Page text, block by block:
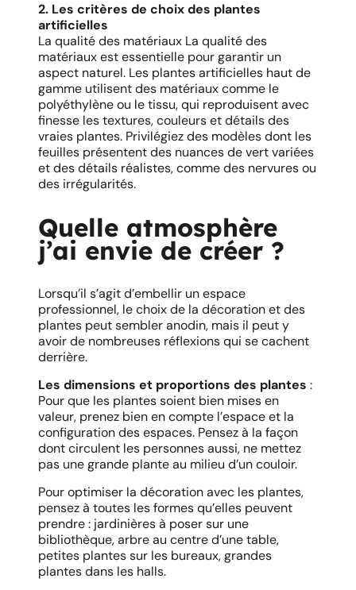
2. Les critères de choix des plantes
artificielles
La qualité des matériaux La qualité des
matériaux est essentielle pour garantir un
aspect naturel. Les plantes artificielles haut de
gamme utilisent des matériaux comme le
polyéthylène ou le tissu, qui reproduisent avec
finesse les textures, couleurs et détails des
vraies plantes. Privilégiez des modèles dont les
feuilles présentent des nuances de vert variées
et des détails réalistes, comme des nervures ou
des irrégularités.
Quelle atmosphère
j’ai envie de créer ?
Lorsqu’il s’agit d’embellir un espace
professionnel, le choix de la décoration et des
plantes peut sembler anodin, mais il peut y
avoir de nombreuses réflexions qui se cachent
derrière.
Les dimensions et proportions des plantes :
Pour que les plantes soient bien mises en
valeur, prenez bien en compte l’espace et la
configuration des espaces. Pensez à la façon
dont circulent les personnes aussi, ne mettez
pas une grande plante au milieu d’un couloir.
Pour optimiser la décoration avec les plantes,
pensez à toutes les formes qu’elles peuvent
prendre : jardinières à poser sur une
bibliothèque, arbre au centre d’une table,
petites plantes sur les bureaux, grandes
plantes dans les halls.